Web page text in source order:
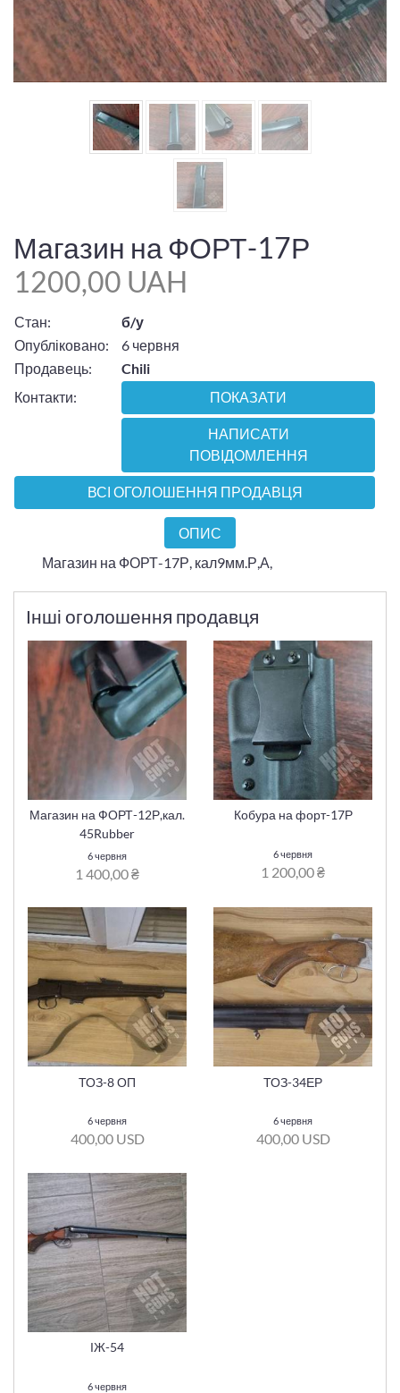
Магазин на ФОРТ-17Р
1200,00 UAH
Стан:
б/у
Опубліковано:
6 червня
Продавець:
Chili
Контакти:
ПОКАЗАТИ
НАПИСАТИ
ПОВІДОМЛЕННЯ
ВСІ ОГОЛОШЕННЯ ПРОДАВЦЯ
ОПИС
Магазин на ФОРТ-17Р, кал9мм.Р,А,
Інші оголошення продавця
Магазин на ФОРТ-12Р,кал.
45Rubber
6 червня
1 400,00 ₴
Кобура на форт-17Р
6 червня
1 200,00 ₴
ТОЗ-8 ОП
6 червня
400,00 USD
ТОЗ-34ЕР
6 червня
400,00 USD
ІЖ-54
6 червня